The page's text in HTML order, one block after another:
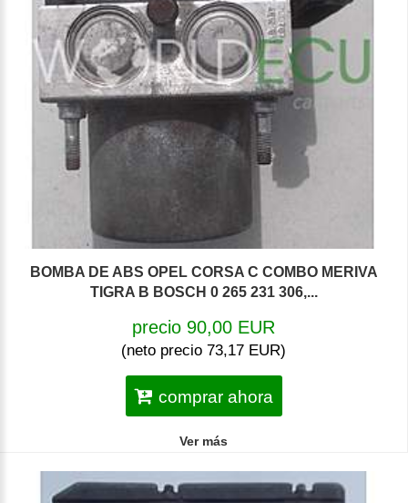
BOMBA DE ABS OPEL CORSA C COMBO MERIVA
TIGRA B BOSCH 0 265 231 306,...
precio 90,00 EUR
(neto precio 73,17 EUR)
comprar ahora
Ver más